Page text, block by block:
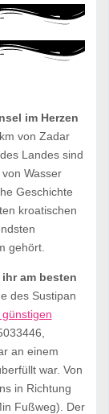
im Herzen
von Zadar
Landes sind
Wasser
Geschichte
kroatischen
gehört.
am besten
des Sustipan
an einem
war. Von
in Richtung
Fußweg). Der